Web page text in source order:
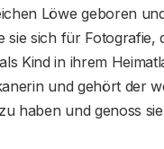
Löwe geboren
sie sich für
Kind in ihrem
und gehört der
haben und genoss